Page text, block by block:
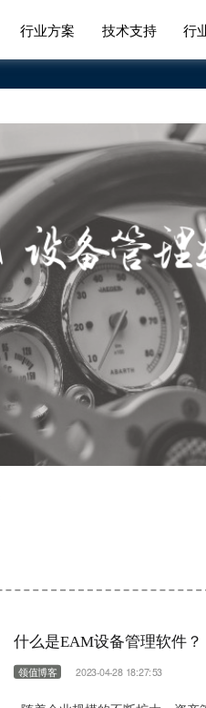
行业方案 技术支持 行
什么是EAM设备管理软件？
领值博客 2023-04-28 18:27:53